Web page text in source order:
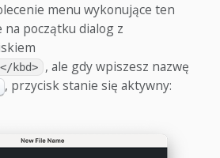
menu wykonujące ten
początku dialog z
kbd>
, ale gdy wpiszesz nazwę
, przycisk stanie się aktywny: